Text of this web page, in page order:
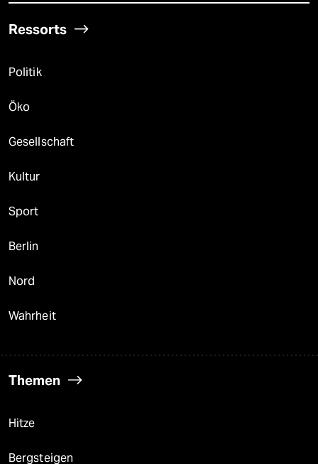
Ressorts
Politik
Öko
Gesellschaft
Kultur
Sport
Berlin
Nord
Wahrheit
Themen
Hitze
Bergsteigen